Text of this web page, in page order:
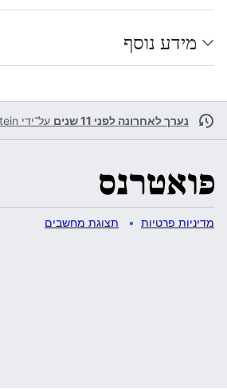
מידע נוסף
נערך לאחרונה לפני 11 שנים על־ידי
מדיניות פרטיות תצוגת מחשבים